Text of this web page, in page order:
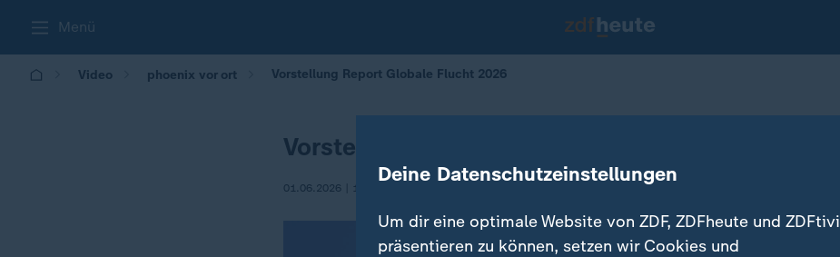
Menü
Video phoenix vor ort Vorstellung Report Globale Flucht 2026
Vorstellung Report Globale Flucht 2026
01.06.2026 | 10:56
Deine Datenschutzeinstellungen
Um dir eine optimale Website von ZDF, ZDFheute und ZDFtivi
präsentieren zu können, setzen wir Cookies und